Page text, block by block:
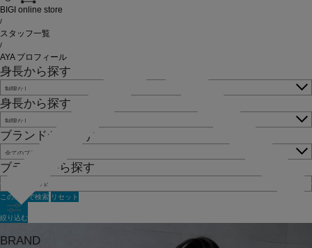
BRAND
BIGI online store
/
スタッフ一覧
/
AYA プロフィール
身長から探す
身長から探す
ブランドから探す
ブランドから探す
この条件で検索 リセット
絞り込む